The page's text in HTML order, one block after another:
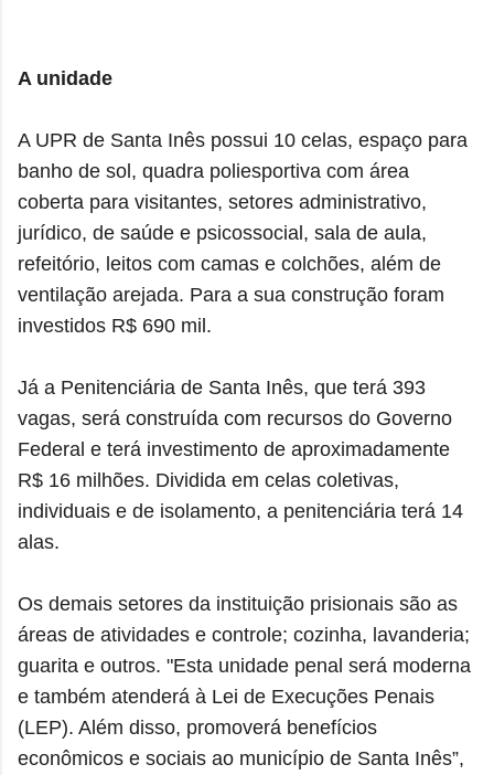
A unidade
A UPR de Santa Inês possui 10 celas, espaço para
banho de sol, quadra poliesportiva com área
coberta para visitantes, setores administrativo,
jurídico, de saúde e psicossocial, sala de aula,
refeitório, leitos com camas e colchões, além de
ventilação arejada. Para a sua construção foram
investidos R$ 690 mil.
Já a Penitenciária de Santa Inês, que terá 393
vagas, será construída com recursos do Governo
Federal e terá investimento de aproximadamente
R$ 16 milhões. Dividida em celas coletivas,
individuais e de isolamento, a penitenciária terá 14
alas.
Os demais setores da instituição prisionais são as
áreas de atividades e controle; cozinha, lavanderia;
guarita e outros. "Esta unidade penal será moderna
e também atenderá à Lei de Execuções Penais
(LEP). Além disso, promoverá benefícios
econômicos e sociais ao município de Santa Inês”,